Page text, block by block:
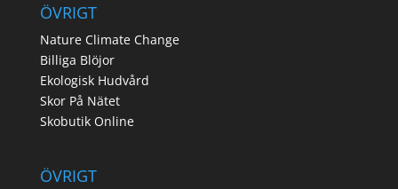
ÖVRIGT
Nature Climate Change
Billiga Blöjor
Ekologisk Hudvård
Skor På Nätet
Skobutik Online
ÖVRIGT